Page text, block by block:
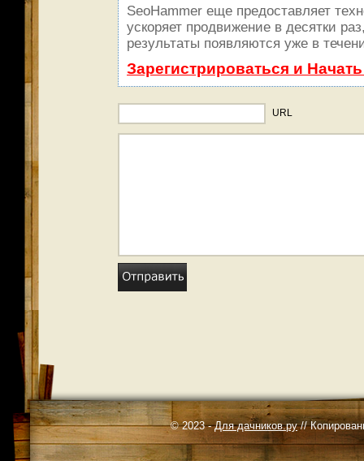
SeoHammer еще предоставляет
ускоряет продвижение в десятки
результаты появляются уже в
Зарегистрироваться и
URL
© 2023 -Для дачников.ру//